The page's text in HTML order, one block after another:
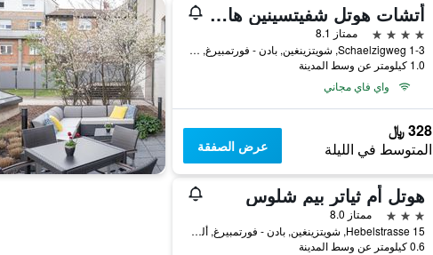
أتشات هوتل شفيتسينين هايدلبرج
4 نجوم
ممتاز 8.1
Schaelzigweg 1-3, شويتزينغين, بادن - فورتمبيرغ, ألمانيا
1.0 كيلومتر عن وسط المدينة
واي فاي مجاني
328 ﷼
المتوسط في الليلة عرض الصفقة
هوتل أم ثياتر بيم شلوس
3 نجوم
ممتاز 8.0
Hebelstrasse 15, شويتزينغين, بادن - فورتمبيرغ, ألمانيا
0.6 كيلومتر عن وسط المدينة